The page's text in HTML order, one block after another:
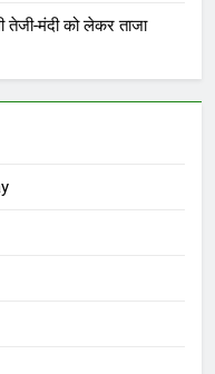
तेजी-मंदी को लेकर ताजा